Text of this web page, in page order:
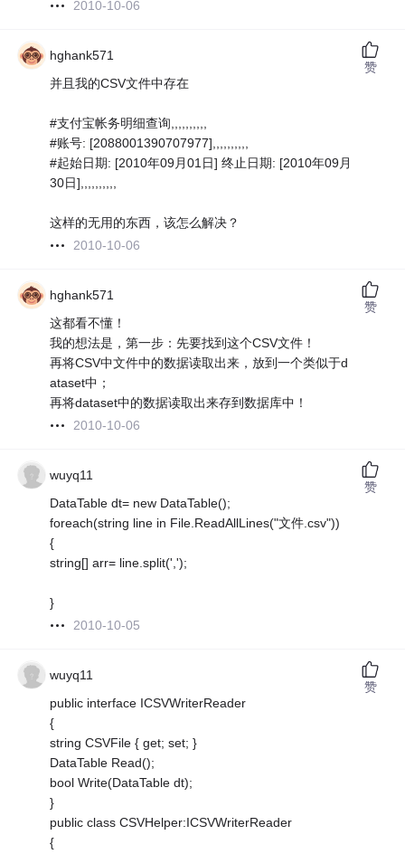
2010-10-06
hghank571
并且我的CSV文件中存在
#支付宝帐务明细查询,,,,,,,,,,
#账号: [2088001390707977],,,,,,,,,,
#起始日期: [2010年09月01日] 终止日期: [2010年09月
30日],,,,,,,,,,
这样的无用的东西，该怎么解决？
2010-10-06
赞
hghank571
这都看不懂！
我的想法是，第一步：先要找到这个CSV文件！
再将CSV中文件中的数据读取出来，放到一个类似于d
ataset中；
再将dataset中的数据读取出来存到数据库中！
2010-10-06
赞
wuyq11
DataTable dt= new DataTable();
foreach(string line in File.ReadAllLines("文件.csv"))
{
string[] arr= line.split(',');
}
2010-10-05
赞
wuyq11
public interface ICSVWriterReader
{
string CSVFile { get; set; }
DataTable Read();
bool Write(DataTable dt);
}
public class CSVHelper:ICSVWriterReader
{
赞